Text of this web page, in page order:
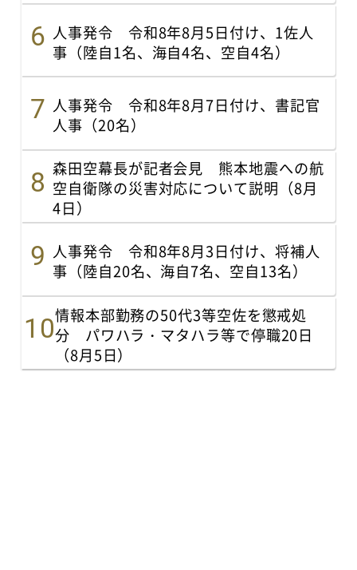
人事発令 令和8年8月5日付け、1佐人
事（陸自1名、海自4名、空自4名）
人事発令 令和8年8月7日付け、書記官
人事（20名）
森田空幕長が記者会見 熊本地震への航
空自衛隊の災害対応について説明（8月
4日）
人事発令 令和8年8月3日付け、将補人
事（陸自20名、海自7名、空自13名）
情報本部勤務の50代3等空佐を懲戒処
分 パワハラ・マタハラ等で停職20日
（8月5日）